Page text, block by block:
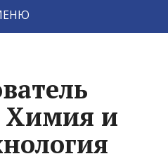
Химия и